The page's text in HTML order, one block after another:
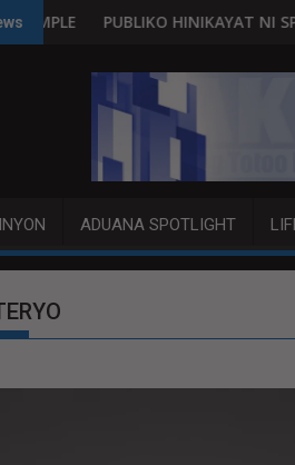
RPVARANI SPEAKER DY NA
ADUANA SPOTLIGHT